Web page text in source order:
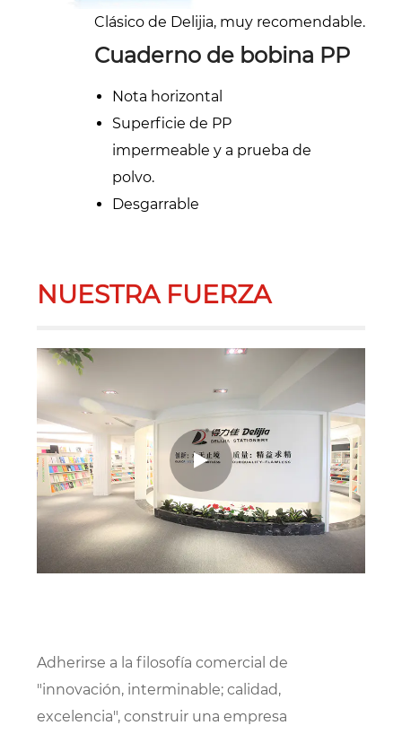
Clásico de Delijia, muy recomendable.
Cuaderno de bobina PP
Nota horizontal
Superficie de PP
impermeable y a prueba de
polvo.
Desgarrable
NUESTRA FUERZA
Adherirse a la filosofía comercial de
"innovación, interminable; calidad,
excelencia", construir una empresa